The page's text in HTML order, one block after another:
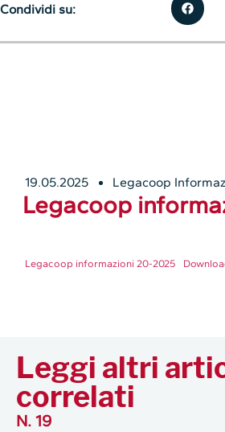
19.05.2025 Legacoop
Legacoop
Legacoop informazioni 20-2025
Condividi su:
Leggi altri
correlati
N. 19